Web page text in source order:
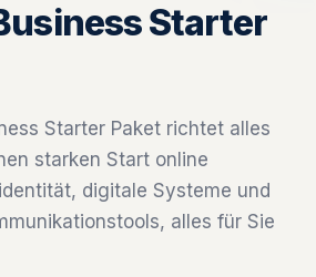
Starter
Starter Paket richtet alles
starken Start online
digitale Systeme und
alles für Sie